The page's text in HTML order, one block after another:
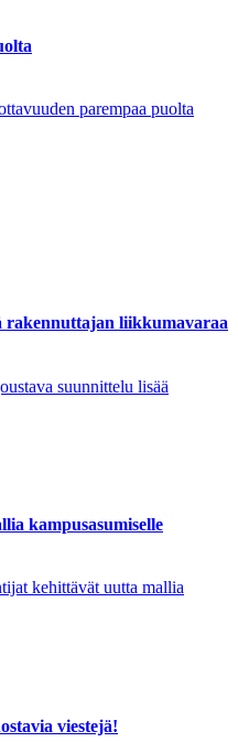
parempaa puolta
rakennuttajan liikkumavaraa
suunnittelu lisää
kampusasumiselle
kehittävät uutta mallia
viestejä!